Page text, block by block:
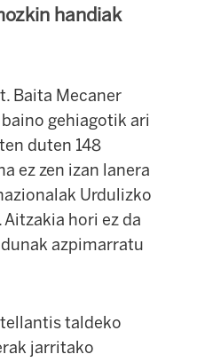
handiak
Baita Mecaner
gehiagotik ari
duten 148
ez zen izan lanera
Urdulizko
hori ez da
azpimarratu
taldeko
jarritako